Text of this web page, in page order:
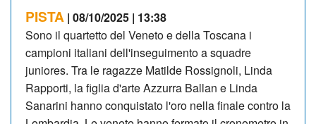
PISTA | 08/10/2025 | 13:38
Sono il quartetto del Veneto e della Toscana i
campioni italiani dell'inseguimento a squadre
juniores. Tra le ragazze Matilde Rossignoli, Linda
Rapporti, la figlia d'arte Azzurra Ballan e Linda
Sanarini hanno conquistato l'oro nella finale contro la